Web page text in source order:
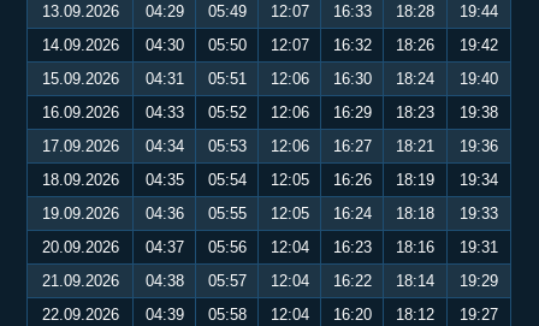
13.09.2026
04:29 05:49 12:07 16:33 18:28
19:44
14.09.2026
04:30 05:50 12:07 16:32 18:26
19:42
15.09.2026
04:31 05:51 12:06 16:30 18:24
19:40
16.09.2026
04:33 05:52 12:06 16:29 18:23
19:38
17.09.2026
04:34 05:53 12:06 16:27 18:21
19:36
18.09.2026
04:35 05:54 12:05 16:26 18:19
19:34
19.09.2026
04:36 05:55 12:05 16:24 18:18
19:33
20.09.2026
04:37 05:56 12:04 16:23 18:16
19:31
21.09.2026
04:38 05:57 12:04 16:22 18:14
19:29
22.09.2026
04:39 05:58 12:04 16:20 18:12
19:27